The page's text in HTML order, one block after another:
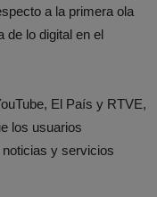
a la primera ola
de lo digital en el
El País y RTVE,
los usuarios
y servicios